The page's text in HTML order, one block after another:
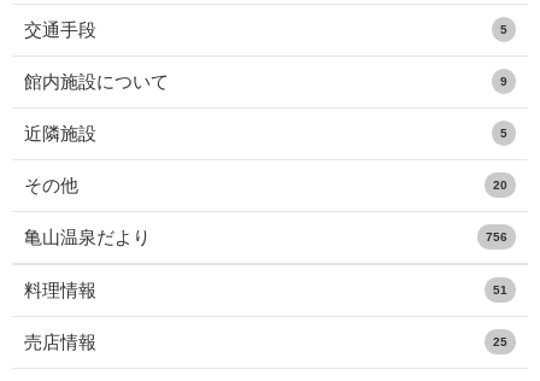
交通手段 5
館内施設について 9
近隣施設 5
その他 20
亀山温泉だより 756
料理情報 51
売店情報 25